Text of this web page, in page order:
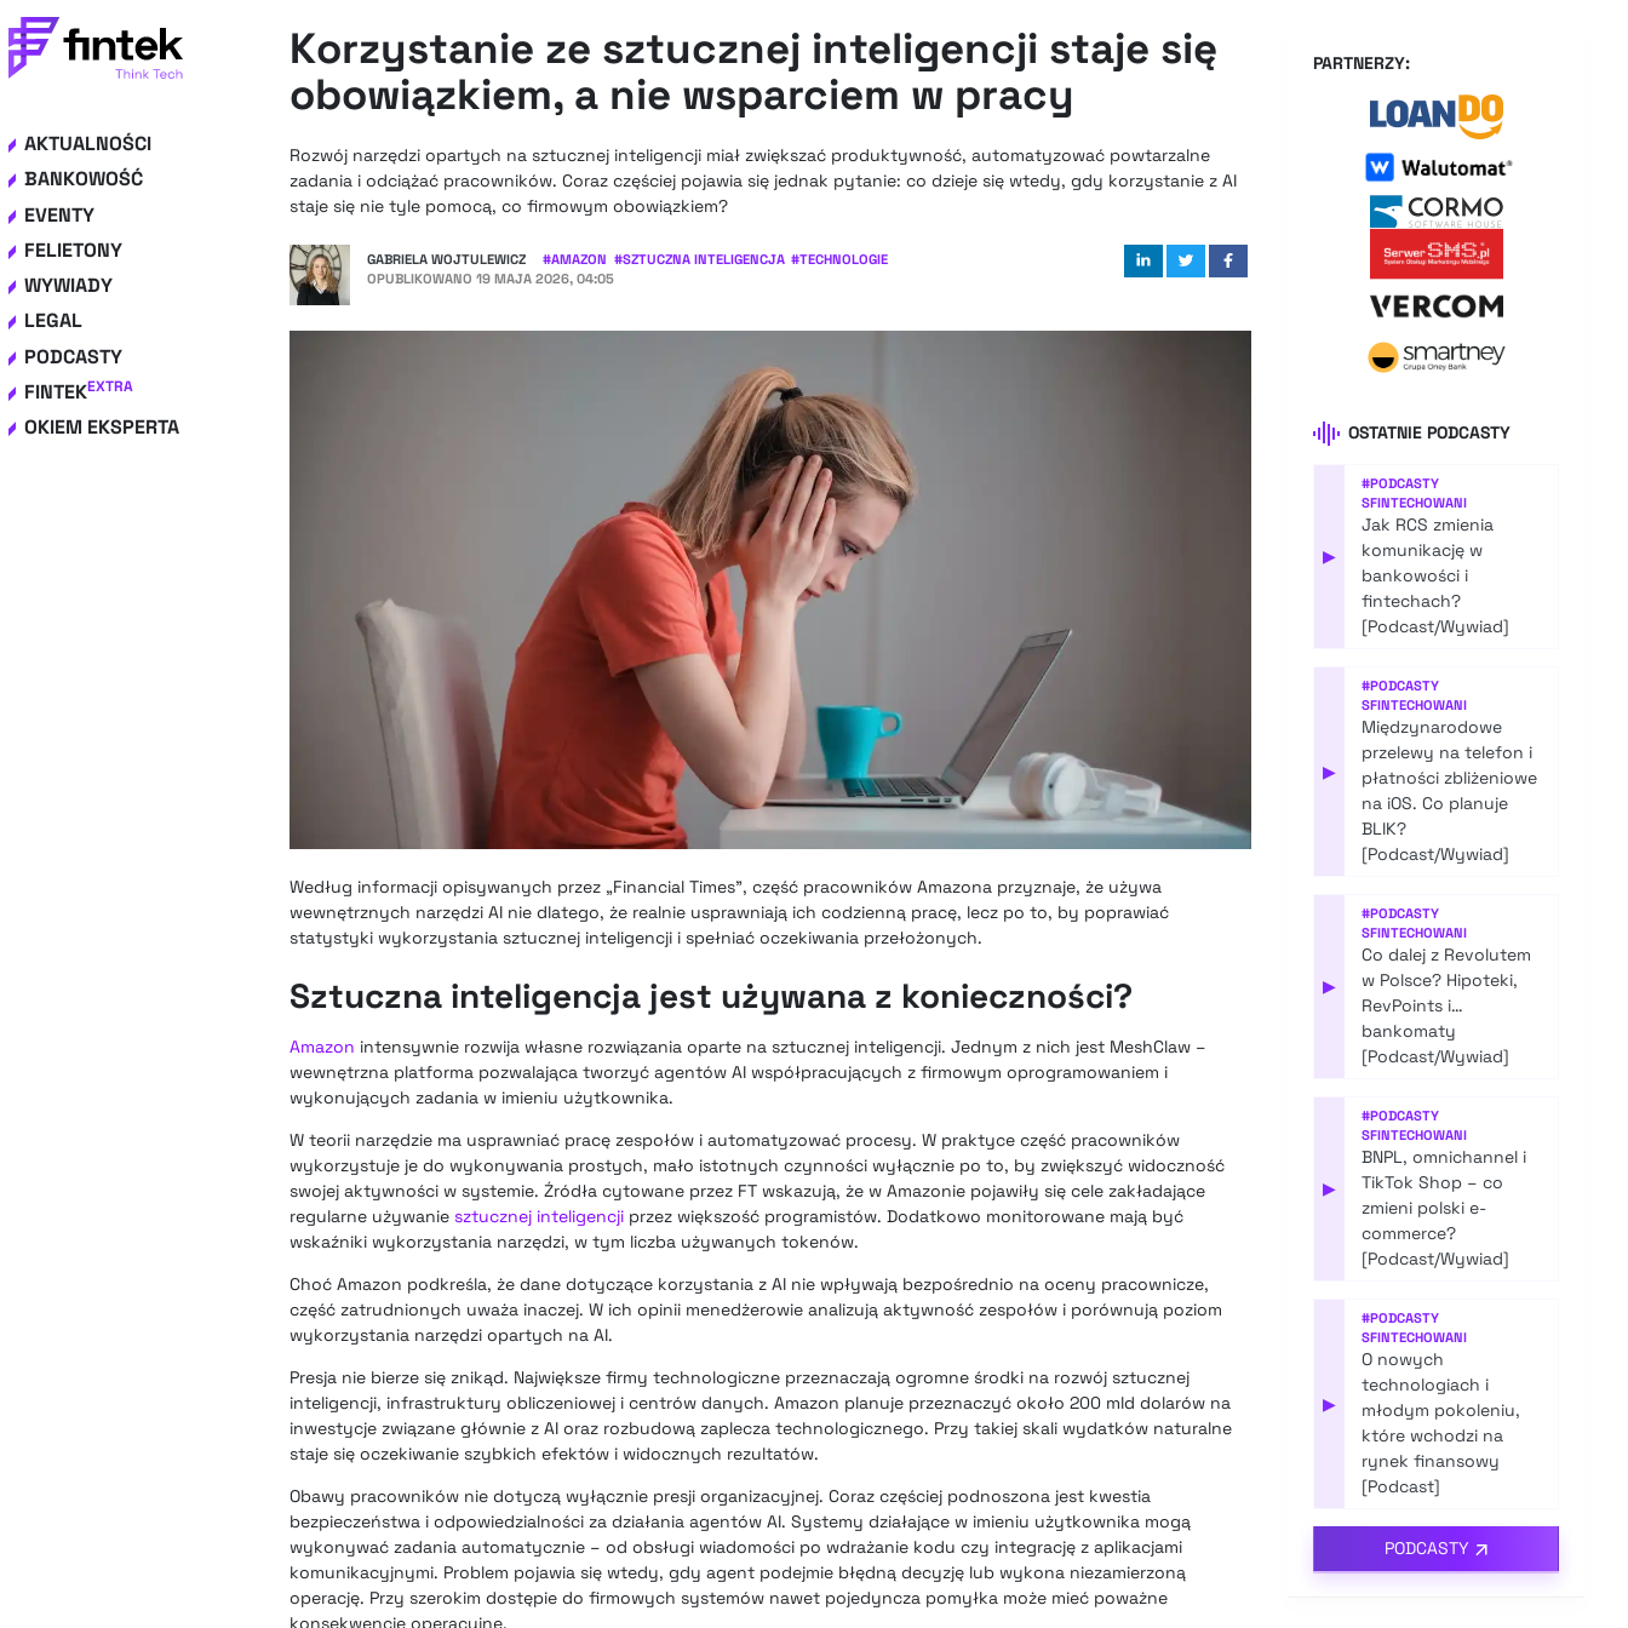
AKTUALNOŚCI
BANKOWOŚĆ
EVENTY
FELIETONY
WYWIADY
LEGAL
PODCASTY
FINTEKEXTRA
OKIEM EKSPERTA
Korzystanie ze sztucznej inteligencji staje się
obowiązkiem, a nie wsparciem w pracy
Rozwój narzędzi opartych na sztucznej inteligencji miał zwiększać produktywność, automatyzować powtarzalne
zadania i odciążać pracowników. Coraz częściej pojawia się jednak pytanie: co dzieje się wtedy, gdy korzystanie z AI
staje się nie tyle pomocą, co firmowym obowiązkiem?
GABRIELA WOJTULEWICZ #AMAZON #SZTUCZNA INTELIGENCJA #TECHNOLOGIE
OPUBLIKOWANO 19 MAJA 2026, 04:05
Według informacji opisywanych przez „Financial Times”, część pracowników Amazona przyznaje, że używa
wewnętrznych narzędzi AI nie dlatego, że realnie usprawniają ich codzienną pracę, lecz po to, by poprawiać
statystyki wykorzystania sztucznej inteligencji i spełniać oczekiwania przełożonych.
Sztuczna inteligencja jest używana z konieczności?
Amazon intensywnie rozwija własne rozwiązania oparte na sztucznej inteligencji. Jednym z nich jest MeshClaw –
wewnętrzna platforma pozwalająca tworzyć agentów AI współpracujących z firmowym oprogramowaniem i
wykonujących zadania w imieniu użytkownika.
W teorii narzędzie ma usprawniać pracę zespołów i automatyzować procesy. W praktyce część pracowników
wykorzystuje je do wykonywania prostych, mało istotnych czynności wyłącznie po to, by zwiększyć widoczność
swojej aktywności w systemie. Źródła cytowane przez FT wskazują, że w Amazonie pojawiły się cele zakładające
regularne używanie sztucznej inteligencji przez większość programistów. Dodatkowo monitorowane mają być
wskaźniki wykorzystania narzędzi, w tym liczba używanych tokenów.
Choć Amazon podkreśla, że dane dotyczące korzystania z AI nie wpływają bezpośrednio na oceny pracownicze,
część zatrudnionych uważa inaczej. W ich opinii menedżerowie analizują aktywność zespołów i porównują poziom
wykorzystania narzędzi opartych na AI.
Presja nie bierze się znikąd. Największe firmy technologiczne przeznaczają ogromne środki na rozwój sztucznej
inteligencji, infrastruktury obliczeniowej i centrów danych. Amazon planuje przeznaczyć około 200 mld dolarów na
inwestycje związane głównie z AI oraz rozbudową zaplecza technologicznego. Przy takiej skali wydatków naturalne
staje się oczekiwanie szybkich efektów i widocznych rezultatów.
Obawy pracowników nie dotyczą wyłącznie presji organizacyjnej. Coraz częściej podnoszona jest kwestia
bezpieczeństwa i odpowiedzialności za działania agentów AI. Systemy działające w imieniu użytkownika mogą
wykonywać zadania automatycznie – od obsługi wiadomości po wdrażanie kodu czy integrację z aplikacjami
komunikacyjnymi. Problem pojawia się wtedy, gdy agent podejmie błędną decyzję lub wykona niezamierzoną
operację. Przy szerokim dostępie do firmowych systemów nawet pojedyncza pomyłka może mieć poważne
konsekwencje operacyjne.
PARTNERZY:
OSTATNIE PODCASTY
▶
#PODCASTY
SFINTECHOWANI
Jak RCS zmienia
komunikację w
bankowości i
fintechach?
[Podcast/Wywiad]
▶
#PODCASTY
SFINTECHOWANI
Międzynarodowe
przelewy na telefon i
płatności zbliżeniowe
na iOS. Co planuje
BLIK?
[Podcast/Wywiad]
▶
#PODCASTY
SFINTECHOWANI
Co dalej z Revolutem
w Polsce? Hipoteki,
RevPoints i…
bankomaty
[Podcast/Wywiad]
▶
#PODCASTY
SFINTECHOWANI
BNPL, omnichannel i
TikTok Shop – co
zmieni polski e-
commerce?
[Podcast/Wywiad]
▶
#PODCASTY
SFINTECHOWANI
O nowych
technologiach i
młodym pokoleniu,
które wchodzi na
rynek finansowy
[Podcast]
PODCASTY